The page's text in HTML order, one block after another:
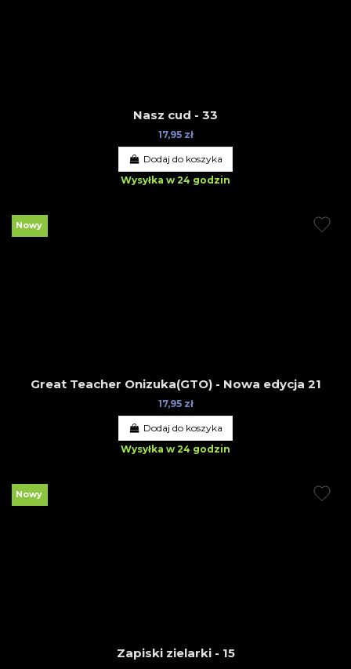
Nasz cud - 33
17,95 zł
Dodaj do koszyka
Wysyłka w 24 godzin
Nowy
Great Teacher Onizuka(GTO) - Nowa edycja 21
17,95 zł
Dodaj do koszyka
Wysyłka w 24 godzin
Nowy
Zapiski zielarki - 15